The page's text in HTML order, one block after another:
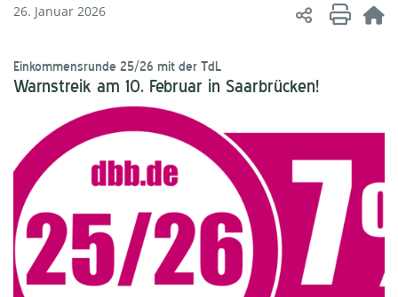
26. Januar 2026
Einkommensrunde 25/26 mit der TdL
Warnstreik am 10. Februar in Saarbrücken!